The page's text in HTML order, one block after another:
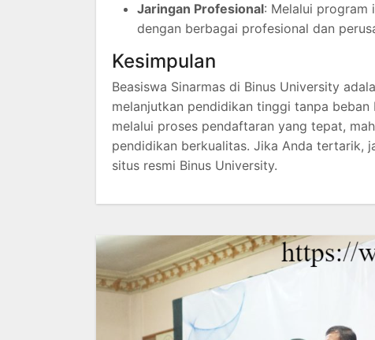
Jaringan Profesional: Melalui program
dengan berbagai profesional dan
Kesimpulan
Beasiswa Sinarmas di Binus University
melanjutkan pendidikan tinggi tanpa
melalui proses pendaftaran yang tepat,
pendidikan berkualitas. Jika Anda tertarik,
situs resmi Binus University.